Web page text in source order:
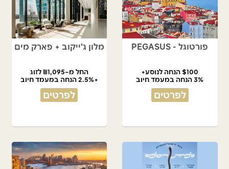
פורטוגל - PEGASUS
$100 הנחה לנוסע+
3% הנחה במעמד חיוב
לפרטים
מלון ג'ייקוב + פארק מים
החל מ–₪1,095 לזוג
+2.5% הנחה במעמד חיוב
לפרטים